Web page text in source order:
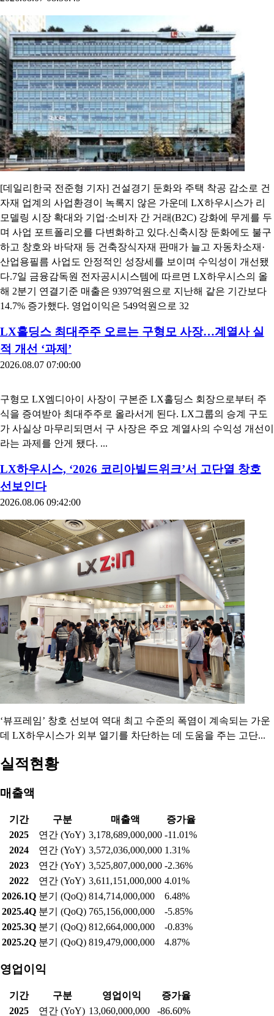
[데일리한국 전준형 기자] 건설경기 둔화와 주택 착공 감소로 건
자재 업계의 사업환경이 녹록지 않은 가운데 LX하우시스가 리
모델링 시장 확대와 기업·소비자 간 거래(B2C) 강화에 무게를 두
며 사업 포트폴리오를 다변화하고 있다.신축시장 둔화에도 불구
하고 창호와 바닥재 등 건축장식자재 판매가 늘고 자동차소재·
산업용필름 사업도 안정적인 성장세를 보이며 수익성이 개선됐
다.7일 금융감독원 전자공시시스템에 따르면 LX하우시스의 올
해 2분기 연결기준 매출은 9397억원으로 지난해 같은 기간보다
14.7% 증가했다. 영업이익은 549억원으로 32
LX홀딩스 최대주주 오르는 구형모 사장…계열사 실
적 개선 ‘과제’
2026.08.07 07:00:00
구형모 LX엠디아이 사장이 구본준 LX홀딩스 회장으로부터 주
식을 증여받아 최대주주로 올라서게 된다. LX그룹의 승계 구도
가 사실상 마무리되면서 구 사장은 주요 계열사의 수익성 개선이
라는 과제를 안게 됐다. ...
LX하우시스, ‘2026 코리아빌드위크’서 고단열 창호
선보인다
2026.08.06 09:42:00
‘뷰프레임’ 창호 선보여 역대 최고 수준의 폭염이 계속되는 가운
데 LX하우시스가 외부 열기를 차단하는 데 도움을 주는 고단...
실적현황
매출액
기간
2025
연간 (YoY) 3,178,689,000,000
-11.01%
2024
연간 (YoY) 3,572,036,000,000 1.31%